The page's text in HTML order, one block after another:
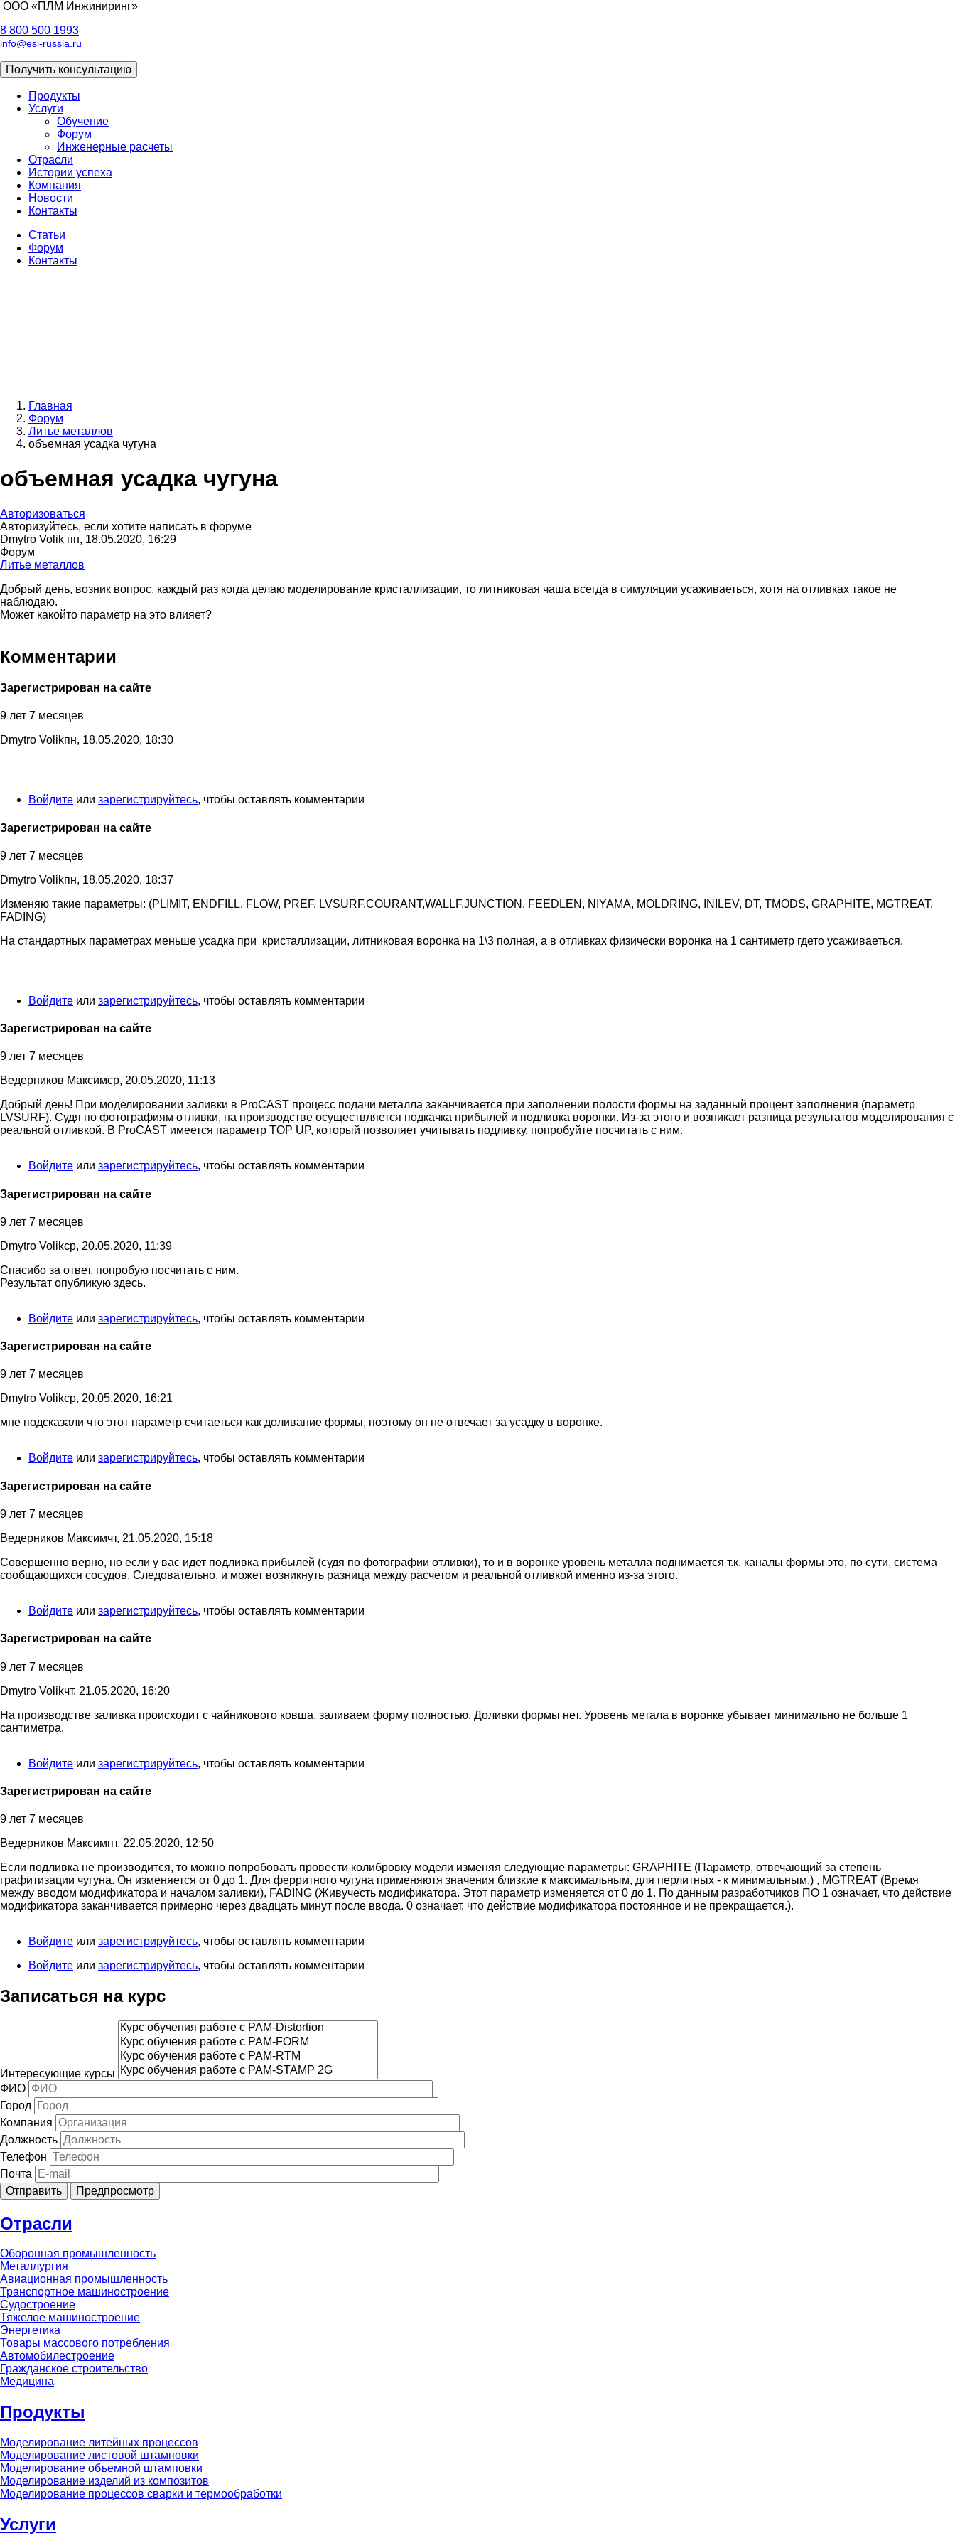
ООО «ПЛМ Инжиниринг»
8 800 500 1993
info@esi-russia.ru
Получить консультацию
Основная
навигация
Продукты
Услуги
Обучение
Форум
Инженерные расчеты
Отрасли
Истории успеха
Компания
Новости
Контакты
Доп
меню
Статьи
Форум
Контакты
Строка
навигации
Главная
Форум
Литье металлов
объемная усадка чугуна
объемная усадка чугуна
Авторизоваться
Авторизуйтесь, если хотите написать в форуме
Dmytro Volik пн, 18.05.2020, 16:29
Форум
Литье металлов
Добрый день, возник вопрос, каждый раз когда делаю моделирование кристаллизации, то литниковая чаша всегда в симуляции усаживаеться, хотя на отливках такое не
наблюдаю.
Может какойто параметр на это влияет?
Комментарии
Зарегистрирован на сайте
9 лет 7 месяцев
Dmytro Volikпн, 18.05.2020, 18:30
Войдите или зарегистрируйтесь, чтобы оставлять комментарии
Зарегистрирован на сайте
9 лет 7 месяцев
Dmytro Volikпн, 18.05.2020, 18:37
Изменяю такие параметры: (PLIMIT, ENDFILL, FLOW, PREF, LVSURF,COURANT,WALLF,JUNCTION, FEEDLEN, NIYAMA, MOLDRING, INILEV, DT, TMODS, GRAPHITE, MGTREAT,
FADING)
На стандартных параметрах меньше усадка при кристаллизации, литниковая воронка на 1\3 полная, а в отливках физически воронка на 1 сантиметр гдето усаживаеться.
Войдите или зарегистрируйтесь, чтобы оставлять комментарии
Зарегистрирован на сайте
9 лет 7 месяцев
Ведерников Максимср, 20.05.2020, 11:13
Ответ
на
параметры:
от
Volik
Добрый день! При моделировании заливки в ProCAST процесс подачи металла заканчивается при заполнении полости формы на заданный процент заполнения (параметр
LVSURF). Судя по фотографиям отливки, на производстве осуществляется подкачка прибылей и подливка воронки. Из-за этого и возникает разница результатов моделирования с
реальной отливкой. В ProCAST имеется параметр TOP UP, который позволяет учитывать подливку, попробуйте посчитать с ним.
Войдите или зарегистрируйтесь, чтобы оставлять комментарии
Зарегистрирован на сайте
9 лет 7 месяцев
Dmytro Volikср, 20.05.2020, 11:39
Ответ
день!
от
Максим
Спасибо за ответ, попробую посчитать с ним.
Результат опубликую здесь.
Войдите или зарегистрируйтесь, чтобы оставлять комментарии
Зарегистрирован на сайте
9 лет 7 месяцев
Dmytro Volikср, 20.05.2020, 16:21
Спасибо
ответ,
от
Volik
мне подсказали что этот параметр считаеться как доливание формы, поэтому он не отвечает за усадку в воронке.
Войдите или зарегистрируйтесь, чтобы оставлять комментарии
Зарегистрирован на сайте
9 лет 7 месяцев
Ведерников Максимчт, 21.05.2020, 15:18
Ответ
подсказали
этот…
Dmytro
Совершенно верно, но если у вас идет подливка прибылей (судя по фотографии отливки), то и в воронке уровень металла поднимается т.к. каналы формы это, по сути, система
сообщающихся сосудов. Следовательно, и может возникнуть разница между расчетом и реальной отливкой именно из-за этого.
Войдите или зарегистрируйтесь, чтобы оставлять комментарии
Зарегистрирован на сайте
9 лет 7 месяцев
Dmytro Volikчт, 21.05.2020, 16:20
Ответ
подсказали
этот…
Dmytro
На производстве заливка происходит с чайникового ковша, заливаем форму полностью. Доливки формы нет. Уровень метала в воронке убывает минимально не больше 1
сантиметра.
Войдите или зарегистрируйтесь, чтобы оставлять комментарии
Зарегистрирован на сайте
9 лет 7 месяцев
Ведерников Максимпт, 22.05.2020, 12:50
Если подливка не производится, то можно попробовать провести колибровку модели изменяя следующие параметры: GRAPHITE (Параметр, отвечающий за степень
графитизации чугуна. Он изменяется от 0 до 1. Для ферритного чугуна применяютя значения близкие к максимальным, для перлитных - к минимальным.) , MGTREAT (Время
между вводом модификатора и началом заливки), FADING (Живучесть модификатора. Этот параметр изменяется от 0 до 1. По данным разработчиков ПО 1 означает, что действие
модификатора заканчивается примерно через двадцать минут после ввода. 0 означает, что действие модификатора постоянное и не прекращается.).
Войдите или зарегистрируйтесь, чтобы оставлять комментарии
Войдите или зарегистрируйтесь, чтобы оставлять комментарии
Записаться на курс
Интересующие курсы
ФИО
Город
Компания
Должность
Телефон
Почта
Отрасли
Оборонная промышленность
Металлургия
Авиационная промышленность
Транспортное машиностроение
Судостроение
Тяжелое машиностроение
Энергетика
Товары массового потребления
Автомобилестроение
Гражданское строительство
Медицина
Продукты
Моделирование литейных процессов
Моделирование листовой штамповки
Моделирование объемной штамповки
Моделирование изделий из композитов
Моделирование процессов сварки и термообработки
Услуги